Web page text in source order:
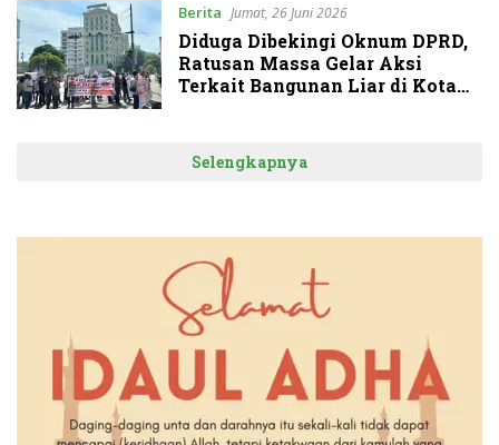
Berita Jumat, 26 Juni 2026
Diduga Dibekingi Oknum DPRD,
Ratusan Massa Gelar Aksi
Terkait Bangunan Liar di Kota
Selengkapnya